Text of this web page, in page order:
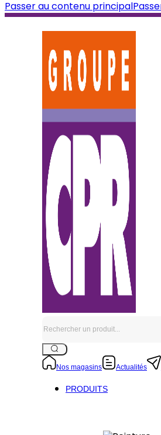
Passer au contenu principal
Nos magasins Actualités
PRODUITS